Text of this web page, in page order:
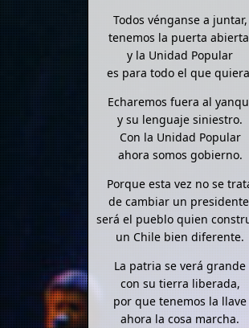
Todos vénganse a juntar,
tenemos la puerta
y la Unidad Popular
es para todo el que
Echaremos fuera al
y su lenguaje siniestro.
Con la Unidad Popular
ahora somos gobierno.
Porque esta vez no se
de cambiar un
será el pueblo quien
un Chile bien diferente.
La patria se verá grande
con su tierra liberada,
por que tenemos la llave
ahora la cosa marcha.